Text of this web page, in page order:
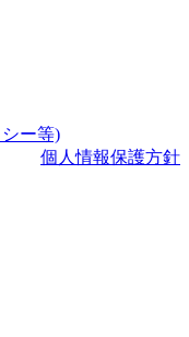
ー等)
個人情報保護方針